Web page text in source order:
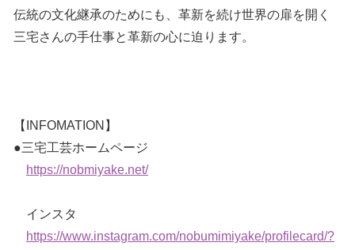
伝統の文化継承のためにも、革新を続け世界の扉を開く
三宅さんの手仕事と革新の心に迫ります。
【INFOMATION】
●三宅工芸ホームページ
https://nobmiyake.net/
インスタ
https://www.instagram.com/nobumimiyake/profilecard/?